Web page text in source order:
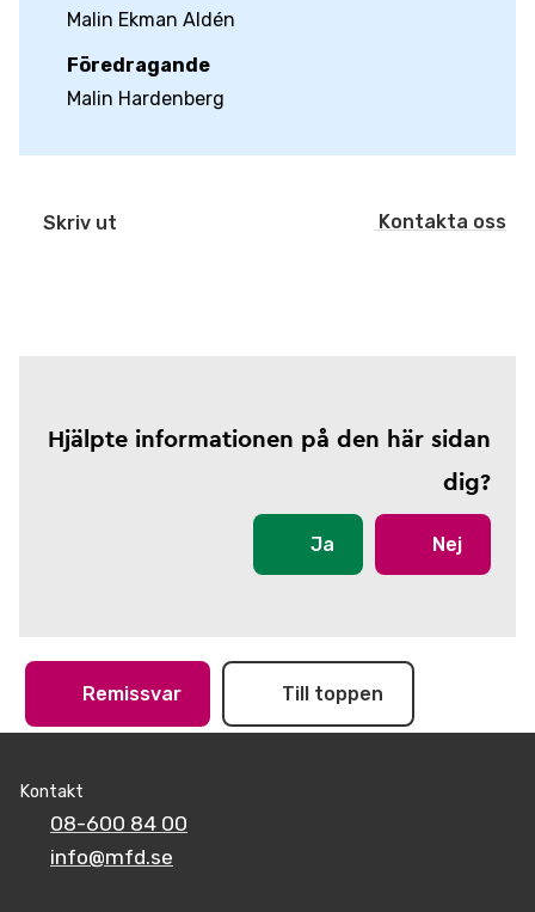
Malin Ekman Aldén
Föredragande
Malin Hardenberg
Skriv ut Kontakta oss
Hjälpte informationen på den här sidan
dig?
Ja Nej
Remissvar Till toppen
Kontakt
08-600 84 00
info@mfd.se